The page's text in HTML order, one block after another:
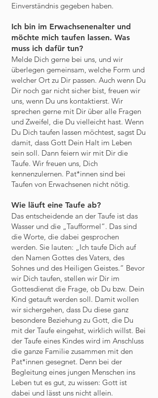
Einverständnis gegeben haben.
Ich bin im Erwachsenenalter und
möchte mich taufen lassen. Was
muss ich dafür tun?
Melde Dich gerne bei uns, und wir
überlegen gemeinsam, welche Form und
welcher Ort zu Dir passen. Auch wenn Du
Dir noch gar nicht sicher bist, freuen wir
uns, wenn Du uns kontaktierst. Wir
sprechen gerne mit Dir über alle Fragen
und Zweifel, die Du vielleicht hast. Wenn
Du Dich taufen lassen möchtest, sagst Du
damit, dass Gott Dein Halt im Leben
sein soll. Dann feiern wir mit Dir die
Taufe. Wir freuen uns, Dich
kennenzulernen. Pat*innen sind bei
Taufen von Erwachsenen nicht nötig.
Wie läuft eine Taufe ab?
Das entscheidende an der Taufe ist das
Wasser und die „Taufformel“. Das sind
die Worte, die dabei gesprochen
werden. Sie lauten: „Ich taufe Dich auf
den Namen Gottes des Vaters, des
Sohnes und des Heiligen Geistes.“ Bevor
wir Dich taufen, stellen wir Dir im
Gottesdienst die Frage, ob Du bzw. Dein
Kind getauft werden soll. Damit wollen
wir sichergehen, dass Du diese ganz
besondere Beziehung zu Gott, die Du
mit der Taufe eingehst, wirklich willst. Bei
der Taufe eines Kindes wird im Anschluss
die ganze Familie zusammen mit den
Pat*innen gesegnet. Denn bei der
Begleitung eines jungen Menschen ins
Leben tut es gut, zu wissen: Gott ist
dabei und lässt uns nicht allein.